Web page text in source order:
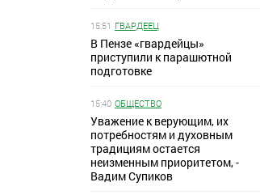
15:51 ГВАРДЕЕЦ
В Пензе «гвардейцы»
приступили к парашютной
подготовке
15:40 ОБЩЕСТВО
Уважение к верующим, их
потребностям и духовным
традициям остается
неизменным приоритетом, -
Вадим Супиков